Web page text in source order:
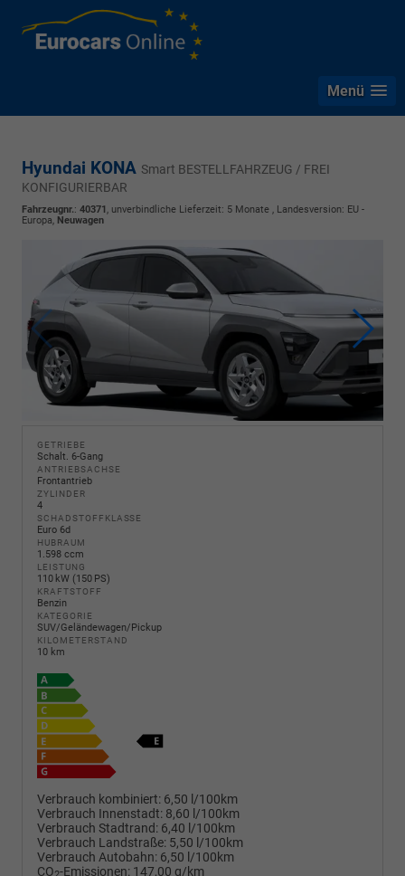
Menü
Hyundai KONA Smart BESTELLFAHRZEUG / FREI
KONFIGURIERBAR
Fahrzeugnr.: 40371 , unverbindliche Lieferzeit: 5 Monate , Landesversion: EU -
Europa, Neuwagen
GETRIEBE
Schalt. 6-Gang
ANTRIEBSACHSE
Frontantrieb
ZYLINDER
4
SCHADSTOFFKLASSE
Euro 6d
HUBRAUM
1.598 ccm
LEISTUNG
110 kW (150 PS)
KRAFTSTOFF
Benzin
KATEGORIE
SUV/Geländewagen/Pickup
KILOMETERSTAND
10 km
Verbrauch kombiniert: 6,50 l/100km
Verbrauch Innenstadt: 8,60 l/100km
Verbrauch Stadtrand: 6,40 l/100km
Verbrauch Landstraße: 5,50 l/100km
Verbrauch Autobahn: 6,50 l/100km
CO -Emissionen: 147,00 g/km